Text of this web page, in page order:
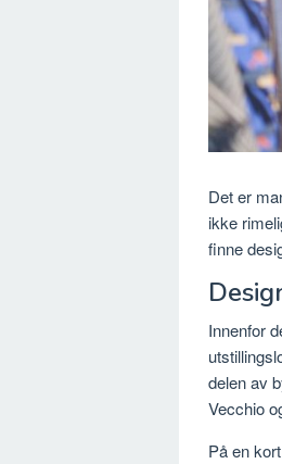
Det er
ikke
finne
Innenfor
delen av
Vecchio
På en